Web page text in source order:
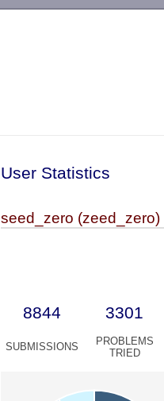
User Statistics
seed_zero (zeed_zero)
8844 3301
SUBMISSIONS
PROBLEMS
TRIED